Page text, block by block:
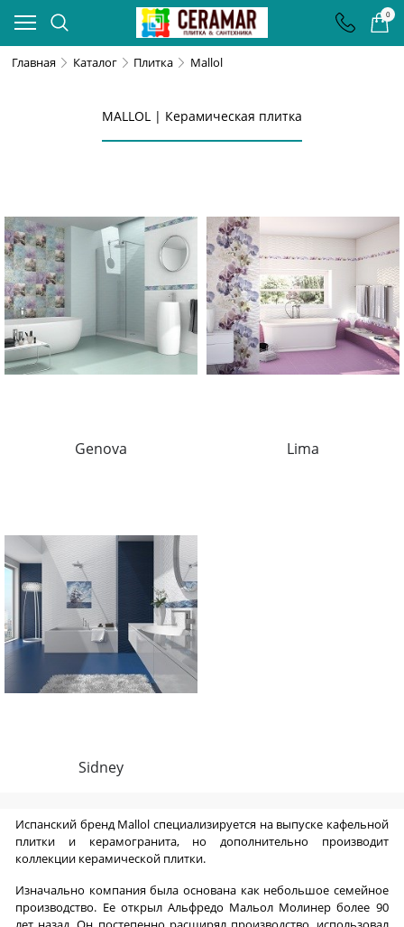
0
Главная Каталог Плитка Mallol
MALLOL | Керамическая плитка
Genova Lima
Sidney
Испанский бренд Mallol специализируется на выпуске кафельной
плитки и керамогранита, но дополнительно производит
коллекции керамической плитки.
Изначально компания была основана как небольшое семейное
производство. Ее открыл Альфредо Мальол Молинер более 90